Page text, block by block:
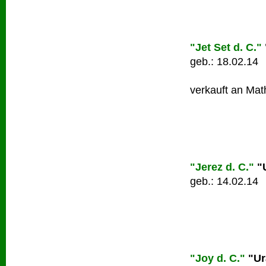
"Jet Set d. C."
geb.: 18.02.14
verkauft an
"Jerez d. C."
geb.: 14.02.14
"Joy d. C."